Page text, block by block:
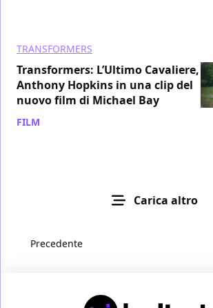
TRANSFORMERS
Transformers: L’Ultimo Cavaliere,
Anthony Hopkins in una clip del
nuovo film di Michael Bay
FILM
Carica altro
Precedente